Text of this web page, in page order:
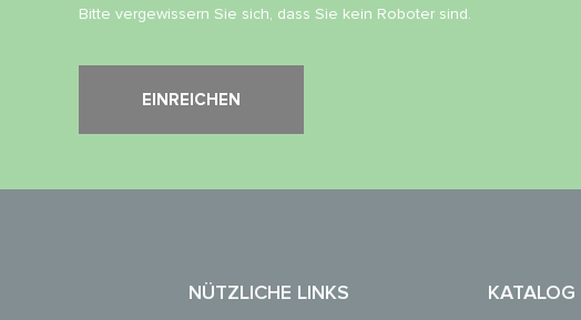
Bitte vergewissern Sie sich, dass Sie kein Roboter sind.
NÜTZLICHE LINKS KATALOG